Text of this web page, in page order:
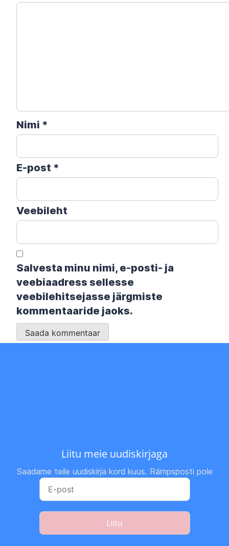
Nimi *
E-post *
Veebileht
Salvesta minu nimi, e-posti- ja
veebiaadress sellesse
veebilehitsejasse järgmiste
kommentaaride jaoks.
Liitu meie uudiskirjaga
Saadame teile uudiskirja kord kuus. Rämpsposti pole
Liitu